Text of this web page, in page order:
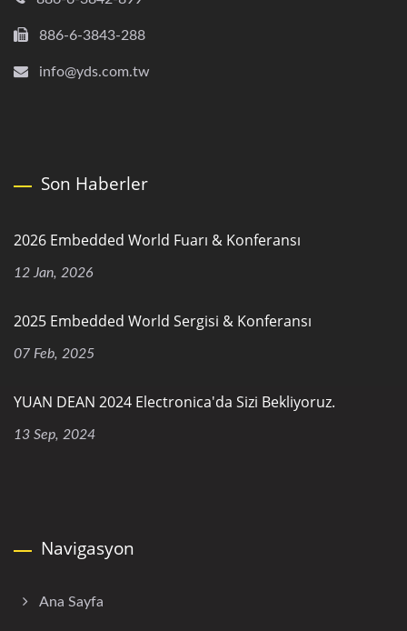
886-6-3843-288
info@yds.com.tw
Son Haberler
2026 Embedded World Fuarı & Konferansı
12 Jan, 2026
2025 Embedded World Sergisi & Konferansı
07 Feb, 2025
YUAN DEAN 2024 Electronica'da Sizi Bekliyoruz.
13 Sep, 2024
Navigasyon
Ana Sayfa